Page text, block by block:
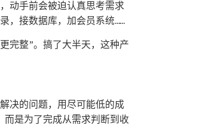
动手前会被迫认真思考需求
，接数据库，加会员系统……
完整”。搞了大半天，这种产
决的问题，用尽可能低的成
而是为了完成从需求判断到收